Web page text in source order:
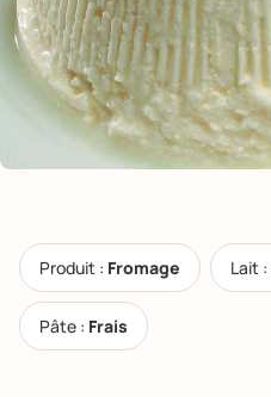
Produit : Fromage Lait :
Pâte : Frais